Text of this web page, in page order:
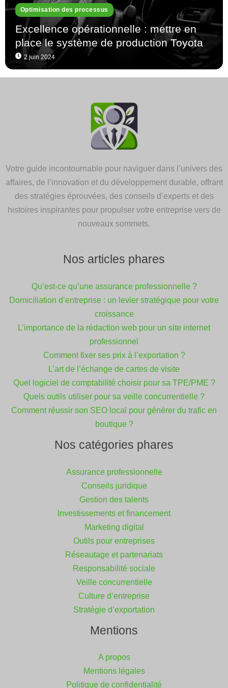
Optimisation des processus
Excellence opérationnelle : mettre en
place le système de production Toyota
2 juin 2024
Votre guide incontournable pour naviguer dans l’univers des
affaires, de l’innovation et du développement durable, offrant
des stratégies éprouvées, des conseils d’experts et des
histoires inspirantes pour propulser votre entreprise vers de
nouveaux sommets.
Nos articles phares
Qu’est-ce qu’une assurance professionnelle ?
Domiciliation d’entreprise : un levier stratégique pour votre
croissance
L’importance de la rédaction web pour un site internet
professionnel
Comment fixer ses prix à l’exportation ?
L’art de l’échange de cartes de visite
Quel logiciel de comptabilité choisir pour sa TPE/PME ?
Quels outils utiliser pour sa veille concurrentielle ?
Comment réussir son SEO local pour générer du trafic en
boutique ?
Nos catégories phares
Assurance professionnelle
Conseils juridique
Gestion des talents
Investissements et financement
Marketing digital
Outils pour entreprises
Réseautage et partenariats
Responsabilité sociale
Veille concurrentielle
Culture d’entreprise
Stratégie d’exportation
Mentions
A propos
Mentions légales
Politique de confidentialité